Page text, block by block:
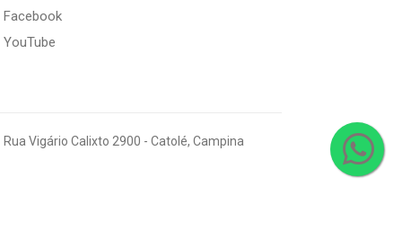
Facebook
YouTube
Vigário Calixto 2900 - Catolé, Campina